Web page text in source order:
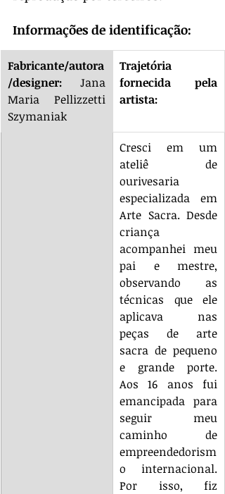
Informações de identificação:
Fabricante/autora
/designer: Jana
Maria Pellizzetti
Szymaniak
Trajetória
fornecida pela
artista:
Cresci em um
ateliê de
ourivesaria
especializada em
Arte Sacra. Desde
criança
acompanhei meu
pai e mestre,
observando as
técnicas que ele
aplicava nas
peças de arte
sacra de pequeno
e grande porte.
Aos 16 anos fui
emancipada para
seguir meu
caminho de
empreendedorism
o internacional.
Por isso, fiz